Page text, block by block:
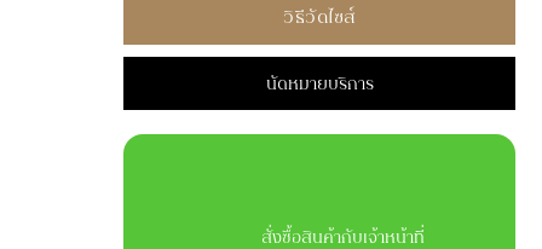
วิธีวัดไซส์
นัดหมายบริการ
สั่งซื้อสินค้ากับเจ้าหน้าที่